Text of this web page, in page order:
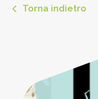
Torna indietro